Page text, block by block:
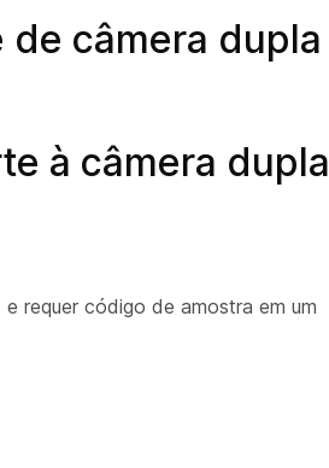
de câmera dupla
à câmera dupla
requer código de amostra em um